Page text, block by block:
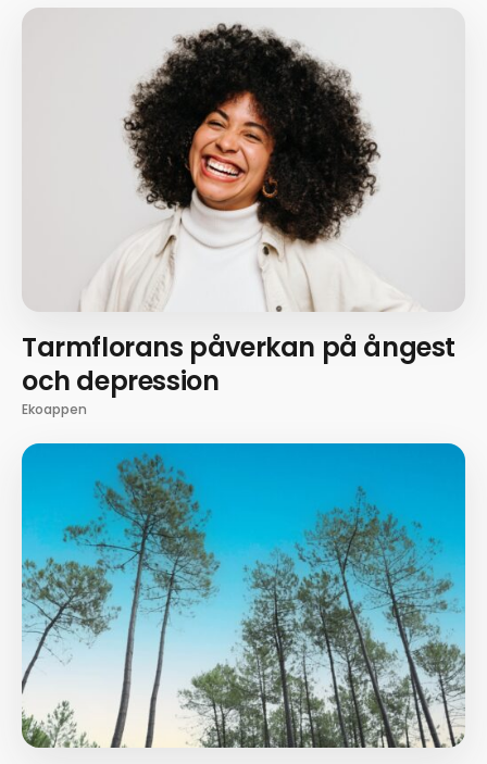
Tarmflorans påverkan på ångest
och depression
Ekoappen